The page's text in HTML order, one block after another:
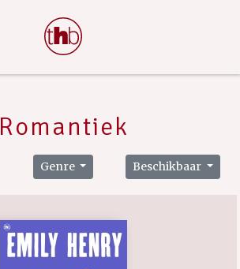
Romantiek
Genre Beschikbaar